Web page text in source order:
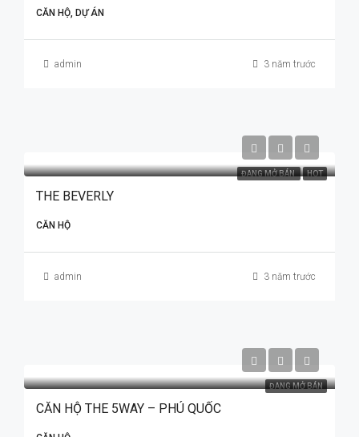
CĂN HỘ, DỰ ÁN
admin 3 năm trước
ĐANG MỞ BÁN HOT
THE BEVERLY
CĂN HỘ
admin 3 năm trước
ĐANG MỞ BÁN
CĂN HỘ THE 5WAY – PHÚ QUỐC